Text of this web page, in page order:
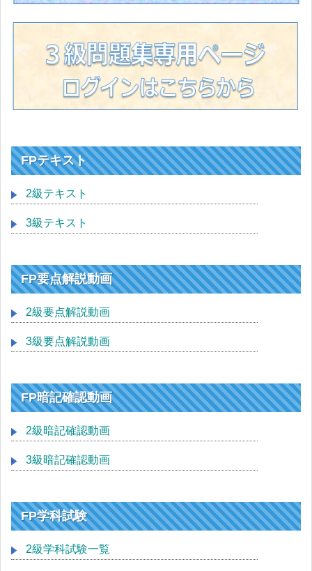
FPテキスト
2級テキスト
3級テキスト
FP要点解説動画
2級要点解説動画
3級要点解説動画
FP暗記確認動画
2級暗記確認動画
3級暗記確認動画
FP学科試験
2級学科試験一覧